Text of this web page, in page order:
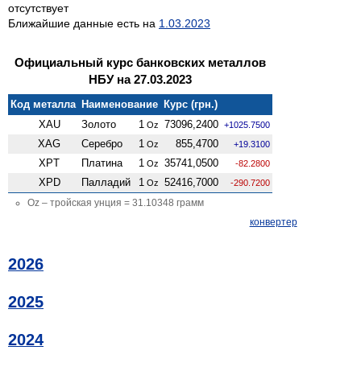
отсутствует
Ближайшие данные есть на 1.03.2023
Официальный курс банковских металлов
НБУ на 27.03.2023
Код металла Наименование Курс (грн.)
XAU
Золото 1 Oz 73096,2400 +1025.7500
XAG Серебро 1 Oz 855,4700 +19.3100
XPT Платина 1 Oz 35741,0500 -82.2800
XPD Палладий 1 Oz 52416,7000 -290.7200
Oz – тройская унция = 31.10348 грамм
конвертер
2026
2025
2024